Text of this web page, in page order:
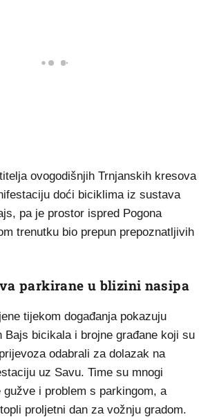
ovogodišnjih Trnjanskih kresova
doći biciklima iz sustava
pa je prostor ispred Pogona
trenutku bio prepun prepoznatljivih
parkirane u blizini nasipa
tijekom događanja pokazuju
Bajs bicikala i brojne građane koji su
odabrali za dolazak na
uz Savu. Time su mnogi
gužve i problem s parkingom, a
proljetni dan za vožnju gradom.